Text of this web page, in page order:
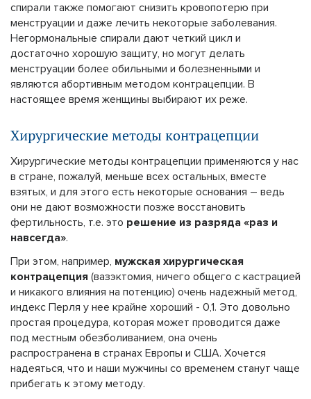
спирали также помогают снизить кровопотерю при
менструации и даже лечить некоторые заболевания.
Негормональные спирали дают четкий цикл и
достаточно хорошую защиту, но могут делать
менструации более обильными и болезненными и
являются абортивным методом контрацепции. В
настоящее время женщины выбирают их реже.
Хирургические методы контрацепции
Хирургические методы контрацепции применяются у нас
в стране, пожалуй, меньше всех остальных, вместе
взятых, и для этого есть некоторые основания – ведь
они не дают возможности позже восстановить
фертильность, т.е. это решение из разряда «раз и
навсегда».
При этом, например, мужская хирургическая
контрацепция (вазэктомия, ничего общего с кастрацией
и никакого влияния на потенцию) очень надежный метод,
индекс Перля у нее крайне хороший - 0,1. Это довольно
простая процедура, которая может проводится даже
под местным обезболиванием, она очень
распространена в странах Европы и США. Хочется
надеяться, что и наши мужчины со временем станут чаще
прибегать к этому методу.